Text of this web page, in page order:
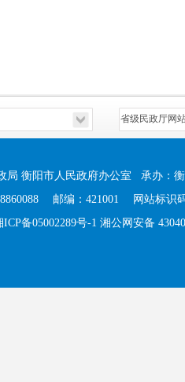
局 衡阳市人民政府办公室 承办：
8860088 邮编：421001 网站标识
ICP备05002289号-1 湘公网安备